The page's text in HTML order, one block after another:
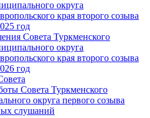
округа
края второго созыва
год
Совета Туркменского
округа
края второго созыва
год
Совета Туркменского
округа первого созыва
слушаний